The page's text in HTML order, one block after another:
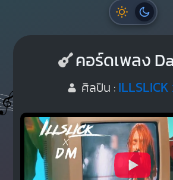
คอร์ดเพลง
ศิลปิน :